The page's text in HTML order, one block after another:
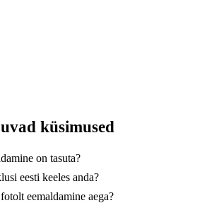
küsimused
on tasuta?
eesti keeles anda?
eemaldamine aega?